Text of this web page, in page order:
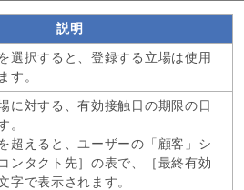
説明
選択すると、登録する立場は使用
す。
に対する、有効接触日の期限の日
。
超えると、ユーザーの「顧客」シ
ンタクト先］の表で、［最終有効
字で表示されます。